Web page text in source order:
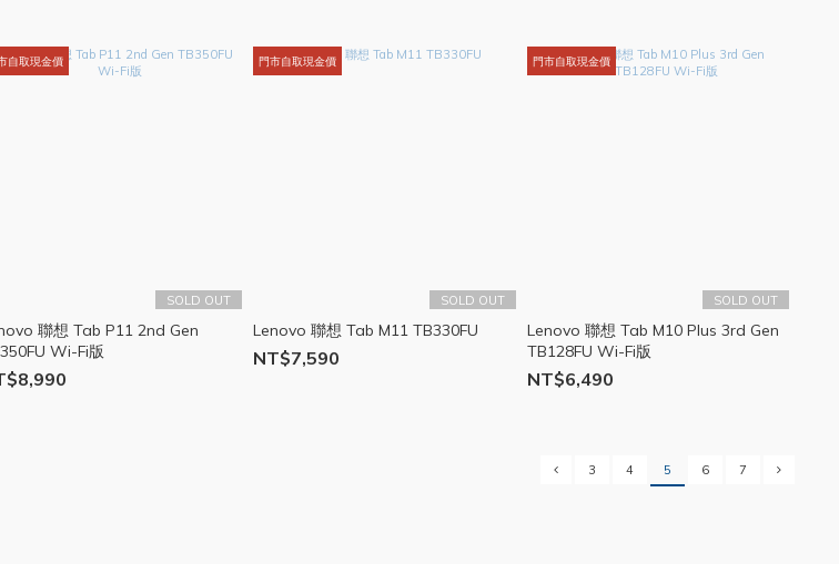
自取現金價
SOLD OUT
聯想 Tab P11 2nd Gen
Wi-Fi版
門市自取現金價
SOLD OUT
Lenovo 聯想 Tab M11 TB330FU
NT$7,590
門市自取現金價
SOLD OUT
Lenovo 聯想 Tab M10 Plus 3rd Gen
TB128FU Wi-Fi版
NT$6,490
3 4 5 6 7